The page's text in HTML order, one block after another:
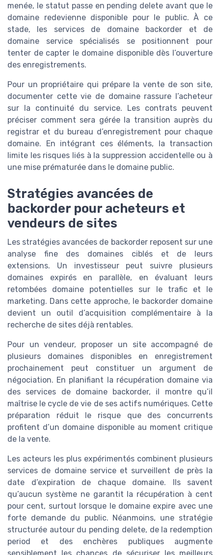
menée, le statut passe en pending delete avant que le
domaine redevienne disponible pour le public. À ce
stade, les services de domaine backorder et de
domaine service spécialisés se positionnent pour
tenter de capter le domaine disponible dès l’ouverture
des enregistrements.
Pour un propriétaire qui prépare la vente de son site,
documenter cette vie de domaine rassure l’acheteur
sur la continuité du service. Les contrats peuvent
préciser comment sera gérée la transition auprès du
registrar et du bureau d’enregistrement pour chaque
domaine. En intégrant ces éléments, la transaction
limite les risques liés à la suppression accidentelle ou à
une mise prématurée dans le domaine public.
Stratégies avancées de
backorder pour acheteurs et
vendeurs de sites
Les stratégies avancées de backorder reposent sur une
analyse fine des domaines ciblés et de leurs
extensions. Un investisseur peut suivre plusieurs
domaines expirés en parallèle, en évaluant leurs
retombées domaine potentielles sur le trafic et le
marketing. Dans cette approche, le backorder domaine
devient un outil d’acquisition complémentaire à la
recherche de sites déjà rentables.
Pour un vendeur, proposer un site accompagné de
plusieurs domaines disponibles en enregistrement
prochainement peut constituer un argument de
négociation. En planifiant la récupération domaine via
des services de domaine backorder, il montre qu’il
maîtrise le cycle de vie de ses actifs numériques. Cette
préparation réduit le risque que des concurrents
profitent d’un domaine disponible au moment critique
de la vente.
Les acteurs les plus expérimentés combinent plusieurs
services de domaine service et surveillent de près la
date d’expiration de chaque domaine. Ils savent
qu’aucun système ne garantit la récupération à cent
pour cent, surtout lorsque le domaine expire avec une
forte demande du public. Néanmoins, une stratégie
structurée autour du pending delete, de la redemption
period et des enchères publiques augmente